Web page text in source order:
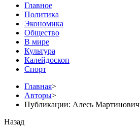
Главное
Политика
Экономика
Общество
В мире
Культура
Калейдоскоп
Спорт
Главная>
Авторы>
Публикации: Алесь Мартинович
Назад